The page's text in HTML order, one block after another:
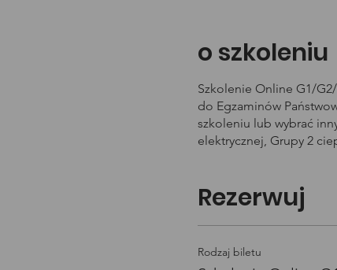
o szkoleniu
Szkolenie Online G1/
do Egzaminów
szkoleniu lub wybrać
elektrycznej, Grupy 2
Rezerwuj
Rodzaj biletu